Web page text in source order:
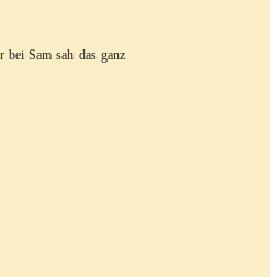
bei Sam sah das ganz